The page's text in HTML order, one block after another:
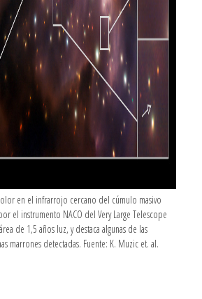
en el infrarrojo cercano del cúmulo masivo
el instrumento NACO del Very Large Telescope
de 1,5 años luz, y destaca algunas de las
marrones detectadas. Fuente: K. Muzic et. al.